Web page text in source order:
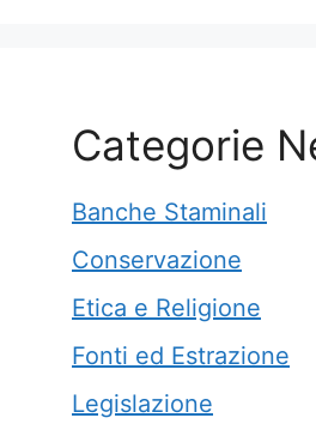
Categorie
Banche Staminali
Conservazione
Etica e Religione
Fonti ed Estrazione
Legislazione